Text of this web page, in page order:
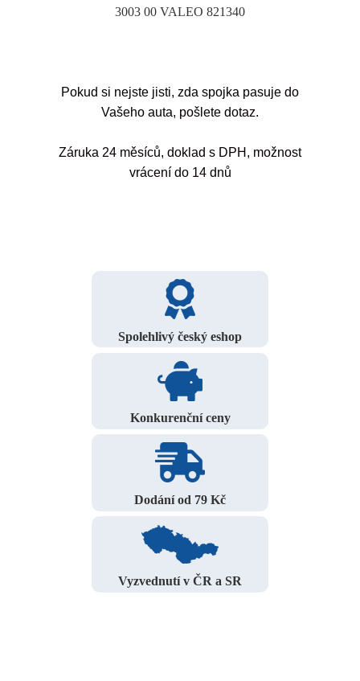
3003 00 VALEO 821340
Pokud si nejste jisti, zda spojka pasuje do
Vašeho auta, pošlete dotaz.
Záruka 24 měsíců, doklad s DPH, možnost
vrácení do 14 dnů
Spolehlivý český eshop
Konkurenční ceny
Dodání od 79 Kč
Vyzvednutí v ČR a SR